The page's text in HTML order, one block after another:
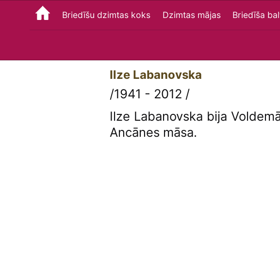
Briedīšu dzimtas koks Dzimtas mājas Briedīša
Ilze Labanovska
/1941 - 2012 /
Ilze Labanovska bija
Ancānes māsa.